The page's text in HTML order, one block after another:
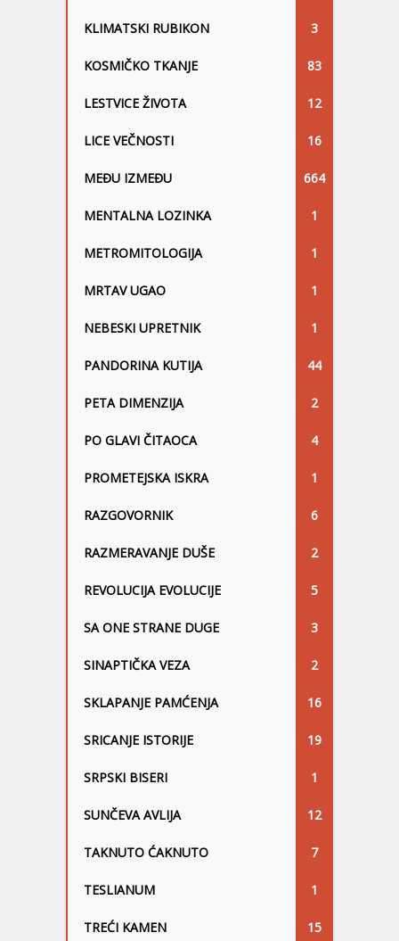
KLIMATSKI RUBIKON 3
KOSMIČKO TKANJE 83
LESTVICE ŽIVOTA 12
LICE VEČNOSTI 16
MEĐU IZMEĐU 664
MENTALNA LOZINKA 1
METROMITOLOGIJA 1
MRTAV UGAO 1
NEBESKI UPRETNIK 1
PANDORINA KUTIJA 44
PETA DIMENZIJA 2
PO GLAVI ČITAOCA 4
PROMETEJSKA ISKRA 1
RAZGOVORNIK 6
RAZMERAVANJE DUŠE 2
REVOLUCIJA EVOLUCIJE 5
SA ONE STRANE DUGE 3
SINAPTIČKA VEZA 2
SKLAPANJE PAMĆENJA 16
SRICANJE ISTORIJE 19
SRPSKI BISERI 1
SUNČEVA AVLIJA 12
TAKNUTO ĆAKNUTO 7
TESLIANUM 1
TREĆI KAMEN 15